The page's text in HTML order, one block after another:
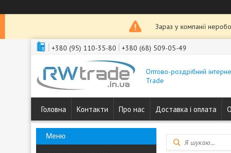
Зараз у компанії
+380 (95) 110-35-80 +380 (68) 509-05-49
Оптово-роздрібний
Trade
Головна Контакти Про нас Доставка і оплата